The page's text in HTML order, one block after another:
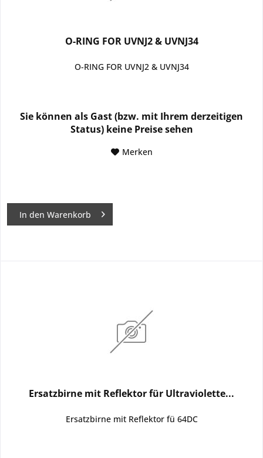
O-RING FOR UVNJ2 & UVNJ34
O-RING FOR UVNJ2 & UVNJ34
Sie können als Gast (bzw. mit Ihrem derzeitigen
Status) keine Preise sehen
Merken
In den Warenkorb
Ersatzbirne mit Reflektor für Ultraviolette...
Ersatzbirne mit Reflektor fü 64DC